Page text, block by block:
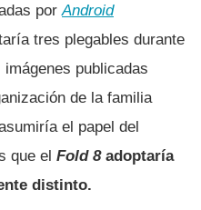
por Android
tres plegables durante
publicadas
de la familia
el papel del
que el Fold 8adoptaría
distinto.